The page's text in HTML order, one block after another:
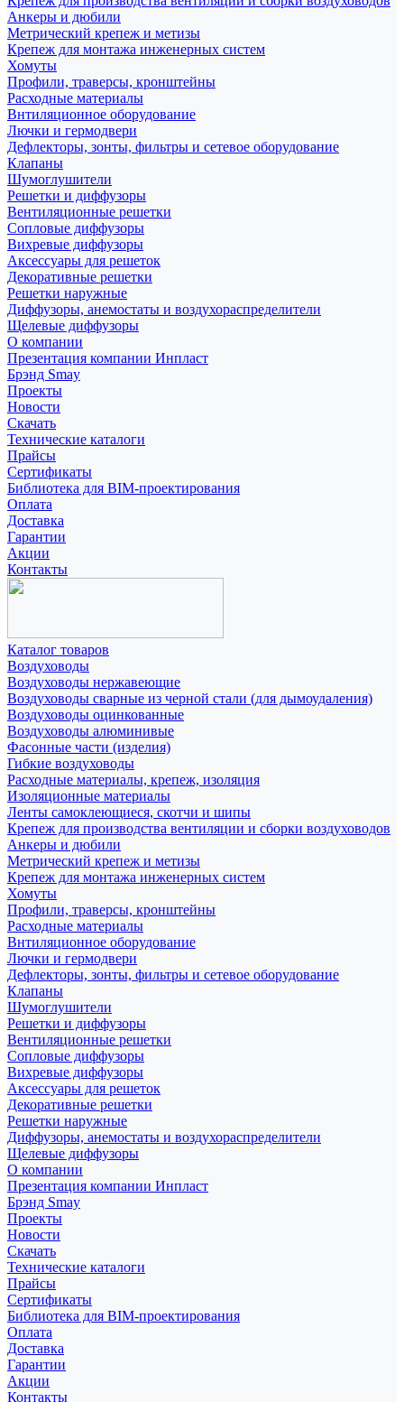
Анкеры и дюбили
Метрический крепеж и метизы
Крепеж для монтажа инженерных систем
Хомуты
Профили, траверсы, кронштейны
Расходные материалы
Внтиляционное оборудование
Лючки и гермодвери
Дефлекторы, зонты, фильтры и сетевое оборудование
Клапаны
Шумоглушители
Решетки и диффузоры
Вентиляционные решетки
Сопловые диффузоры
Вихревые диффузоры
Аксессуары для решеток
Декоративные решетки
Решетки наружные
Диффузоры, анемостаты и воздухораспределители
Щелевые диффузоры
О компании
Презентация компании Инпласт
Брэнд Smay
Проекты
Новости
Скачать
Технические каталоги
Прайсы
Сертификаты
Библиотека для BIM-проектирования
Оплата
Доставка
Гарантии
Акции
Контакты
Каталог товаров
Воздуховоды
Воздуховоды нержавеющие
Воздуховоды сварные из черной стали (для дымоудаления)
Воздуховоды оцинкованные
Воздуховоды алюминивые
Фасонные части (изделия)
Гибкие воздуховоды
Расходные материалы, крепеж, изоляция
Изоляционные материалы
Ленты самоклеющиеся, скотчи и шипы
Крепеж для производства вентиляции и сборки воздуховодов
Анкеры и дюбили
Метрический крепеж и метизы
Крепеж для монтажа инженерных систем
Хомуты
Профили, траверсы, кронштейны
Расходные материалы
Внтиляционное оборудование
Лючки и гермодвери
Дефлекторы, зонты, фильтры и сетевое оборудование
Клапаны
Шумоглушители
Решетки и диффузоры
Вентиляционные решетки
Сопловые диффузоры
Вихревые диффузоры
Аксессуары для решеток
Декоративные решетки
Решетки наружные
Диффузоры, анемостаты и воздухораспределители
Щелевые диффузоры
О компании
Презентация компании Инпласт
Брэнд Smay
Проекты
Новости
Скачать
Технические каталоги
Прайсы
Сертификаты
Библиотека для BIM-проектирования
Оплата
Доставка
Гарантии
Акции
Контакты